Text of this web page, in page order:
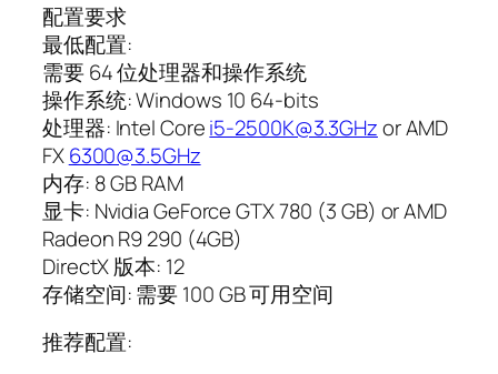
配置要求
最低配置:
需要 64 位处理器和操作系统
操作系统: Windows 10 64-bits
处理器: Intel Corei5-2500K@3.3GHzor AMD
FX6300@3.5GHz
内存: 8 GB RAM
显卡: Nvidia GeForce GTX 780 (3 GB) or AMD
Radeon R9 290 (4GB)
DirectX 版本: 12
存储空间: 需要 100 GB 可用空间
推荐配置: